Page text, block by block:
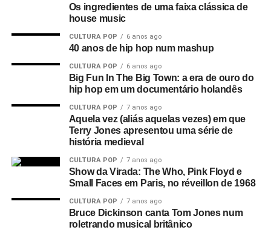
Os ingredientes de uma faixa clássica de
house music
CULTURA POP 6 anos ago
40 anos de hip hop num mashup
CULTURA POP 6 anos ago
Big Fun In The Big Town: a era de ouro do
hip hop em um documentário holandês
CULTURA POP 7 anos ago
Aquela vez (aliás aquelas vezes) em que
Terry Jones apresentou uma série de
história medieval
CULTURA POP 7 anos ago
Show da Virada: The Who, Pink Floyd e
Small Faces em Paris, no réveillon de 1968
CULTURA POP 7 anos ago
Bruce Dickinson canta Tom Jones num
roletrando musical britânico